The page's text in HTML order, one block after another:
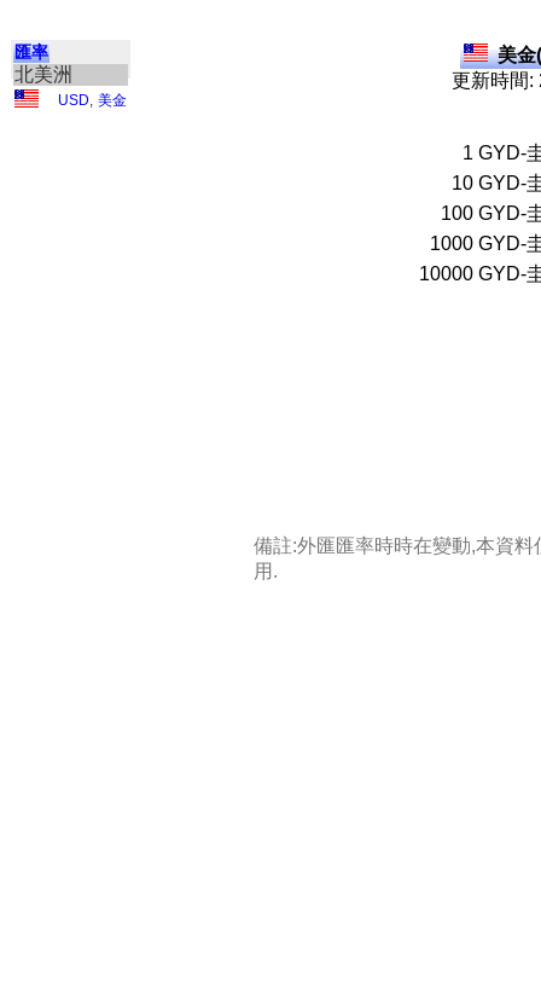
匯率
北美洲
USD 美金
美金
更新時間:
1 GYD-
10 GYD-
100 GYD-
1000 GYD-
10000 GYD-
備註:外匯匯率時時在變動,本資
用.